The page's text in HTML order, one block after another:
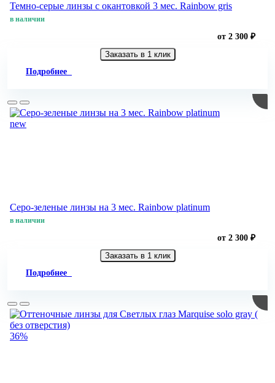
Темно-серые линзы с окантовкой 3 мес. Rainbow gris
в наличии
от 2 300 ₽
Заказать в 1 клик
Подробнее
new
Серо-зеленые линзы на 3 мес. Rainbow platinum
в наличии
от 2 300 ₽
Заказать в 1 клик
Подробнее
36%